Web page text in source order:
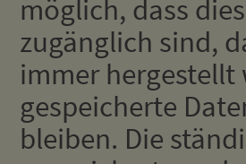
möglich, dass
zugänglich sind,
immer hergestellt
gespeicherte
bleiben. Die